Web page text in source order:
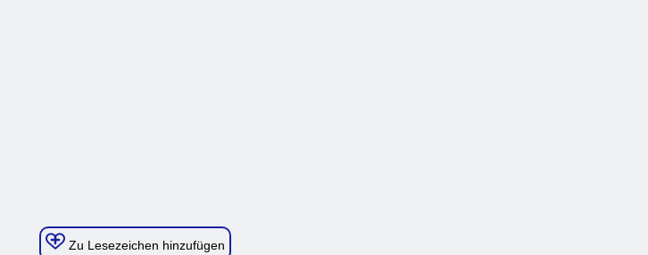
Zu Lesezeichen hinzufügen